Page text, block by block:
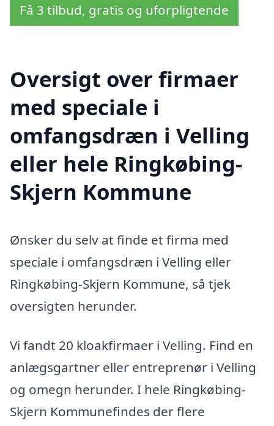
Få 3 tilbud, gratis og uforpligtende
Oversigt over firmaer
med speciale i
omfangsdræn i Velling
eller hele Ringkøbing-
Skjern Kommune
Ønsker du selv at finde et firma med
speciale i omfangsdræn i Velling eller
Ringkøbing-Skjern Kommune, så tjek
oversigten herunder.
Vi fandt 20 kloakfirmaer i Velling. Find en
anlægsgartner eller entreprenør i Velling
og omegn herunder. I hele Ringkøbing-
Skjern Kommunefindes der flere